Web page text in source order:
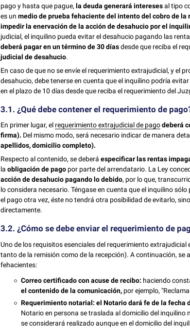
pago y hasta que pague, la deuda generará interesesal tipo
es un medio de prueba fehaciente del intento del cobro de
impedir la enervación de la acción de desahucio por el
judicial, el inquilino pueda evitar el desahucio pagando las
deberá pagar en un término de 30 díasdesde que reciba el
judicial de desahucio.
En caso de que no se envíe el requerimiento extrajudicial, y el
desahucio, debe tenerse en cuenta que el inquilino podría
en el plazo de 10 días desde que reciba el requerimiento del
3.1. ¿Qué debe contener el requerimiento de
En primer lugar, el requerimiento extrajudicial de pagodeberá
firma). Del mismo modo, será necesario indicar de manera
apellidos, domicilio completo).
Respecto al contenido, se deberáespecificar las rentas
laobligación de pago por parte del arrendatario. La Ley
acción de desahucio pagando lo debido, por lo que,
lo considera necesario. Téngase en cuenta que el inquilino
el pago otra vez, éste no tendrá otra posibilidad de evitarlo,
directamente.
3.2. ¿Cómo se debe enviar el requerimiento de
Uno de los requisitos esenciales del requerimiento extrajudicial
tanto de la remisión como de la recepción). A continuación,
fehacientes:
Correo certificado con acuse de recibo: haciendo
el contenido de la comunicación, por ejemplo,
Requerimiento notarial: el Notario dará fe de la fecha
Notario en persona se traslada al domicilio del
se considerará realizado aunque en el domicilio del